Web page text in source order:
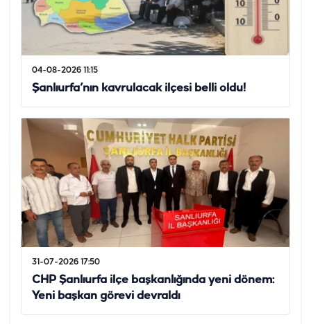
04-08-2026 11:15
Şanlıurfa’nın kavrulacak ilçesi belli oldu!
31-07-2026 17:50
CHP Şanlıurfa ilçe başkanlığında yeni dönem:
Yeni başkan görevi devraldı